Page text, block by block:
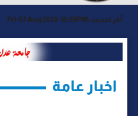
آخر تحديث : Fri-07 Aug 2026-10:59PM
اخبار عامة